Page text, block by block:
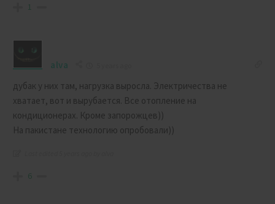
1
alva
дубак у них там, нагрузка выросла. Электричества не
хватает, вот и вырубается. Все отопление на
кондиционерах. Кроме запорожцев))
На пакистане технологию опробовали))
6